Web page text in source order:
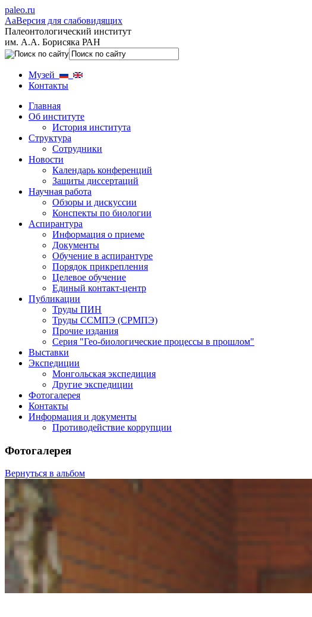
paleo.ru
AaВерсия для слабовидящих
Палеонтологический институт
им. А.А. Борисяка РАН
Музей
Контакты
Главная
Об институте
История института
Структура
Сотрудники
Новости
Календарь конференций
Защиты диссертаций
Научная работа
Обзоры и дискуссии
Конспекты по биологии
Аспирантура
Информация о приеме
Документы
Обучение в аспирантуре
Порядок прикрепления
Целевое обучение
Единый контакт-центр
Публикации
Труды ПИН
Труды ССМПЭ (СРМПЭ)
Прочие издания
Серия "Гео-биологические процессы в прошлом"
Выставки
Экспедиции
Монгольская экспедиция
Другие экспедиции
Фотогалерея
Контакты
Информация и документы
Противодействие коррупции
Фотогалерея
Вернуться в альбом